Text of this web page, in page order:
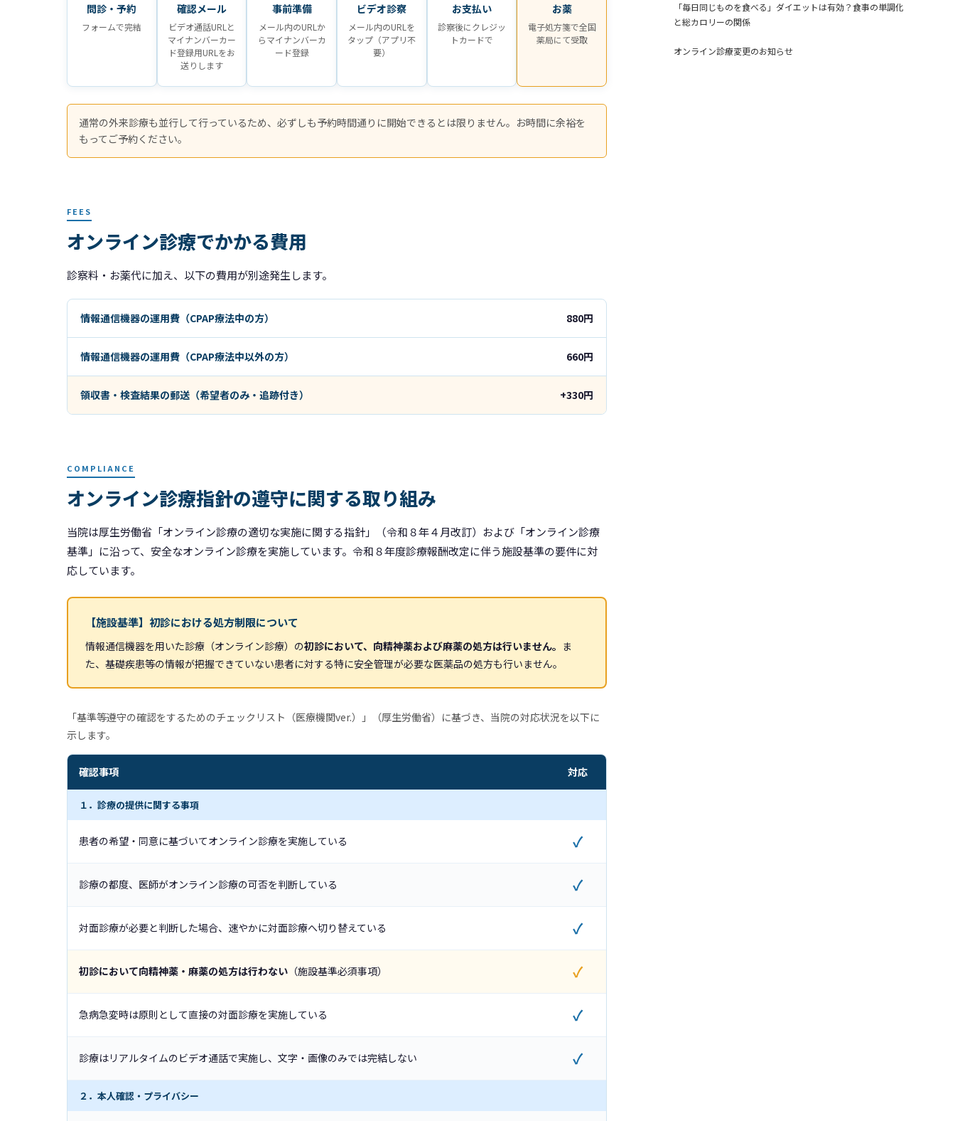
問診・予約
フォームで完結
確認メール
ビデオ通話URLと
マイナンバーカー
ド登録用URLをお
送りします
事前準備
メール内のURLか
らマイナンバーカ
ード登録
ビデオ診察
メール内のURLを
タップ（アプリ不
要）
お支払い
診察後にクレジッ
トカードで
お薬
電子処方箋で全国
薬局にて受取
通常の外来診療も並行して行っているため、必ずしも予約時間通りに開始できるとは限りません。お時間に余裕を
もってご予約ください。
FEES
オンライン診療でかかる費用
診察料・お薬代に加え、以下の費用が別途発生します。
情報通信機器の運用費（CPAP療法中の方） 880円
情報通信機器の運用費（CPAP療法中以外の方） 660円
領収書・検査結果の郵送（希望者のみ・追跡付き） +330円
COMPLIANCE
オンライン診療指針の遵守に関する取り組み
当院は厚生労働省「オンライン診療の適切な実施に関する指針」（令和８年４月改訂）および「オンライン診療
基準」に沿って、安全なオンライン診療を実施しています。令和８年度診療報酬改定に伴う施設基準の要件に対
応しています。
【施設基準】初診における処方制限について
情報通信機器を用いた診療（オンライン診療）の初診において、向精神薬および麻薬の処方は行いません。 ま
た、基礎疾患等の情報が把握できていない患者に対する特に安全管理が必要な医薬品の処方も行いません。
「基準等遵守の確認をするためのチェックリスト（医療機関ver.）」（厚生労働省）に基づき、当院の対応状況を以下に
示します。
確認事項 対応
１．診療の提供に関する事項
患者の希望・同意に基づいてオンライン診療を実施している ✓
診療の都度、医師がオンライン診療の可否を判断している ✓
対面診療が必要と判断した場合、速やかに対面診療へ切り替えている ✓
初診において向精神薬・麻薬の処方は行わない （施設基準必須事項） ✓
急病急変時は原則として直接の対面診療を実施している ✓
診療はリアルタイムのビデオ通話で実施し、文字・画像のみでは完結しない ✓
２．本人確認・プライバシー
「毎日同じものを食べる」ダイエットは有効？食事の単調化
と総カロリーの関係
オンライン診療変更のお知らせ